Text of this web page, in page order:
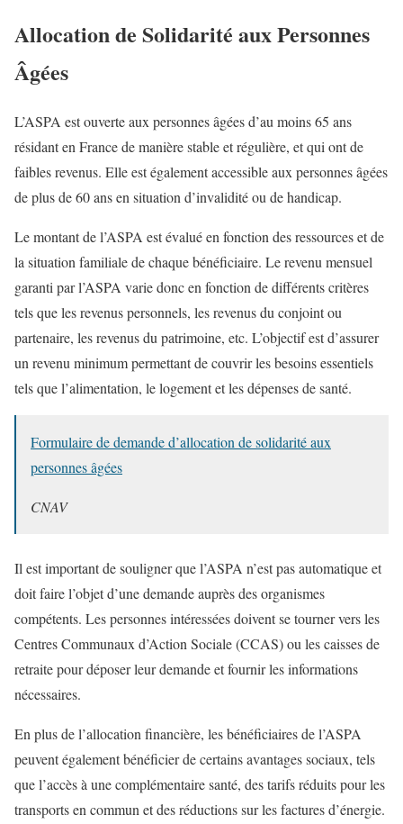
Allocation de Solidarité aux Personnes
Âgées
L’ASPA est ouverte aux personnes âgées d’au moins 65 ans
résidant en France de manière stable et régulière, et qui ont de
faibles revenus. Elle est également accessible aux personnes âgées
de plus de 60 ans en situation d’invalidité ou de handicap.
Le montant de l’ASPA est évalué en fonction des ressources et de
la situation familiale de chaque bénéficiaire. Le revenu mensuel
garanti par l’ASPA varie donc en fonction de différents critères
tels que les revenus personnels, les revenus du conjoint ou
partenaire, les revenus du patrimoine, etc. L’objectif est d’assurer
un revenu minimum permettant de couvrir les besoins essentiels
tels que l’alimentation, le logement et les dépenses de santé.
Formulaire de demande d’allocation de solidarité aux
personnes âgées
CNAV
Il est important de souligner que l’ASPA n’est pas automatique et
doit faire l’objet d’une demande auprès des organismes
compétents. Les personnes intéressées doivent se tourner vers les
Centres Communaux d’Action Sociale (CCAS) ou les caisses de
retraite pour déposer leur demande et fournir les informations
nécessaires.
En plus de l’allocation financière, les bénéficiaires de l’ASPA
peuvent également bénéficier de certains avantages sociaux, tels
que l’accès à une complémentaire santé, des tarifs réduits pour les
transports en commun et des réductions sur les factures d’énergie.